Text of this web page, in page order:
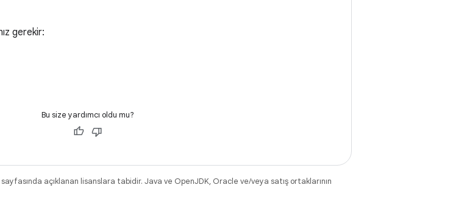
gerekir:
Bu size yardımcı oldu mu?
sayfasında açıklanan lisanslara tabidir. Java ve OpenJDK, Oracle ve/veya satış ortaklarının